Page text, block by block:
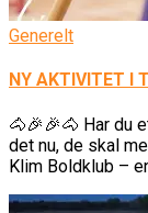
Generelt
NY AKTIVITET I
🐴🎉🎉🐴 Har du
det nu, de skal
Klim Boldklub –